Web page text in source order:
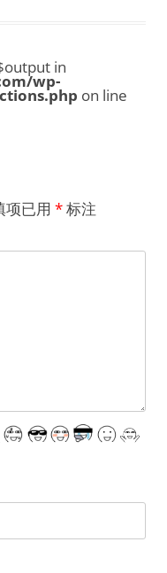
in
wp-
on line
项已用 *标注